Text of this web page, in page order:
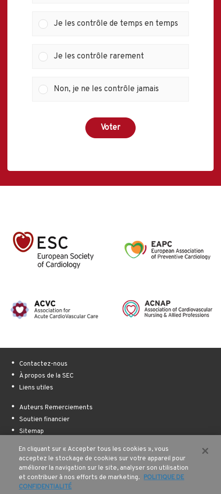
Je les contrôle de temps en temps
Je les contrôle rarement
Non, je ne les contrôle jamais
Voter
Contactez-nous
À propos de la SEC
Liens utiles
Auteurs Remerciements
Soutien financier
Sitemap
Conditions d’utilisation
Politique de confidentialité
© 2026 Tous droits réservés
La Société Européenne de Cardiologie
En cliquant sur « Accepter tous les cookies », vous
acceptez le stockage de cookies sur votre appareil pour
améliorer la navigation sur le site, analyser son utilisation
et contribuer à nos efforts de marketing. POLITIQUE DE
CONFIDENTIALITÉ